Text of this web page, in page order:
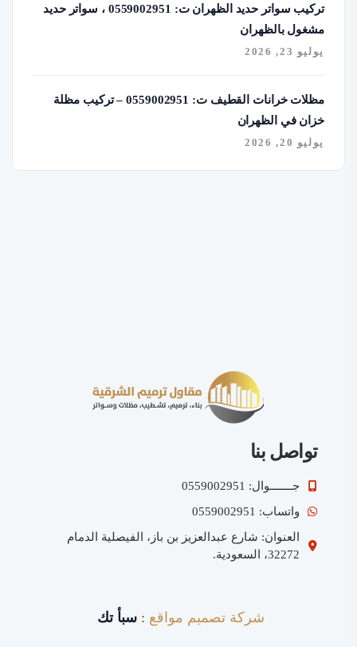
تركيب سواتر حديد الظهران ت: 0559002951 ، سواتر حديد
مشغول بالظهران
يوليو 23, 2026
مظلات خرانات القطيف ت: 0559002951 – تركيب مظلة
خزان في الظهران
يوليو 20, 2026
تواصل بنا
جـــــــوال: 0559002951
واتساب: 0559002951
العنوان: شارع عبدالعزيز بن باز، الفيصلية الدمام
32272، السعودية.
شركة تصميم مواقع :سبأ تك